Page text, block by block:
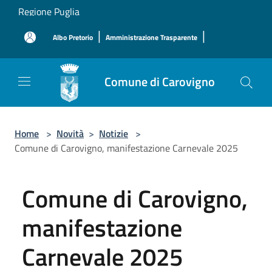
Salta al contenuto principale
Regione Puglia
Albo Pretorio | Amministrazione Trasparente |
Comune di Carovigno
Home > Novità > Notizie >
Comune di Carovigno, manifestazione Carnevale 2025
Comune di Carovigno,
manifestazione
Carnevale 2025